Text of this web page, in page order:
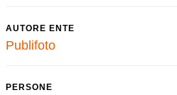
AUTORE ENTE
Publifoto
PERSONE